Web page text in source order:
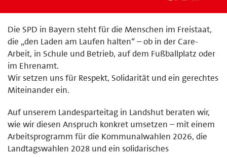
Die SPD in Bayern steht für die Menschen im Freistaat,
die „den Laden am Laufen halten“ – ob in der Care-
Arbeit, in Schule und Betrieb, auf dem Fußballplatz oder
im Ehrenamt.
Wir setzen uns für Respekt, Solidarität und ein gerechtes
Miteinander ein.
Auf unserem Landesparteitag in Landshut beraten wir,
wie wir diesen Anspruch konkret umsetzen – mit einem
Arbeitsprogramm für die Kommunalwahlen 2026, die
Landtagswahlen 2028 und ein solidarisches